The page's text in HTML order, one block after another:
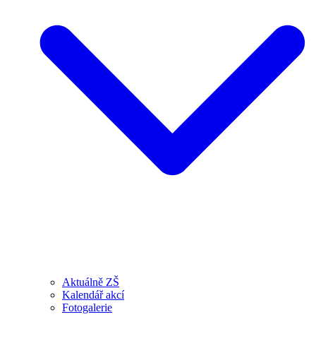
Aktuálně ZŠ
Kalendář akcí
Fotogalerie